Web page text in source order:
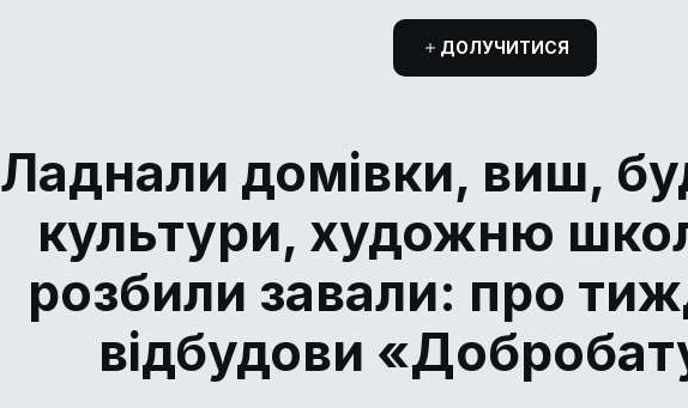
ДОЛУЧИТИСЯ
Ладнали домівки, виш,
культури, художню
розбили завали: про
відбудови